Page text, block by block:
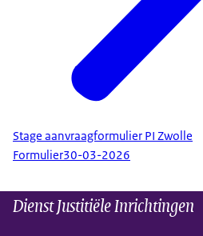
Stage aanvraagformulier PI Zwolle
Formulier30-03-2026
Dienst Justitiële Inrichtingen